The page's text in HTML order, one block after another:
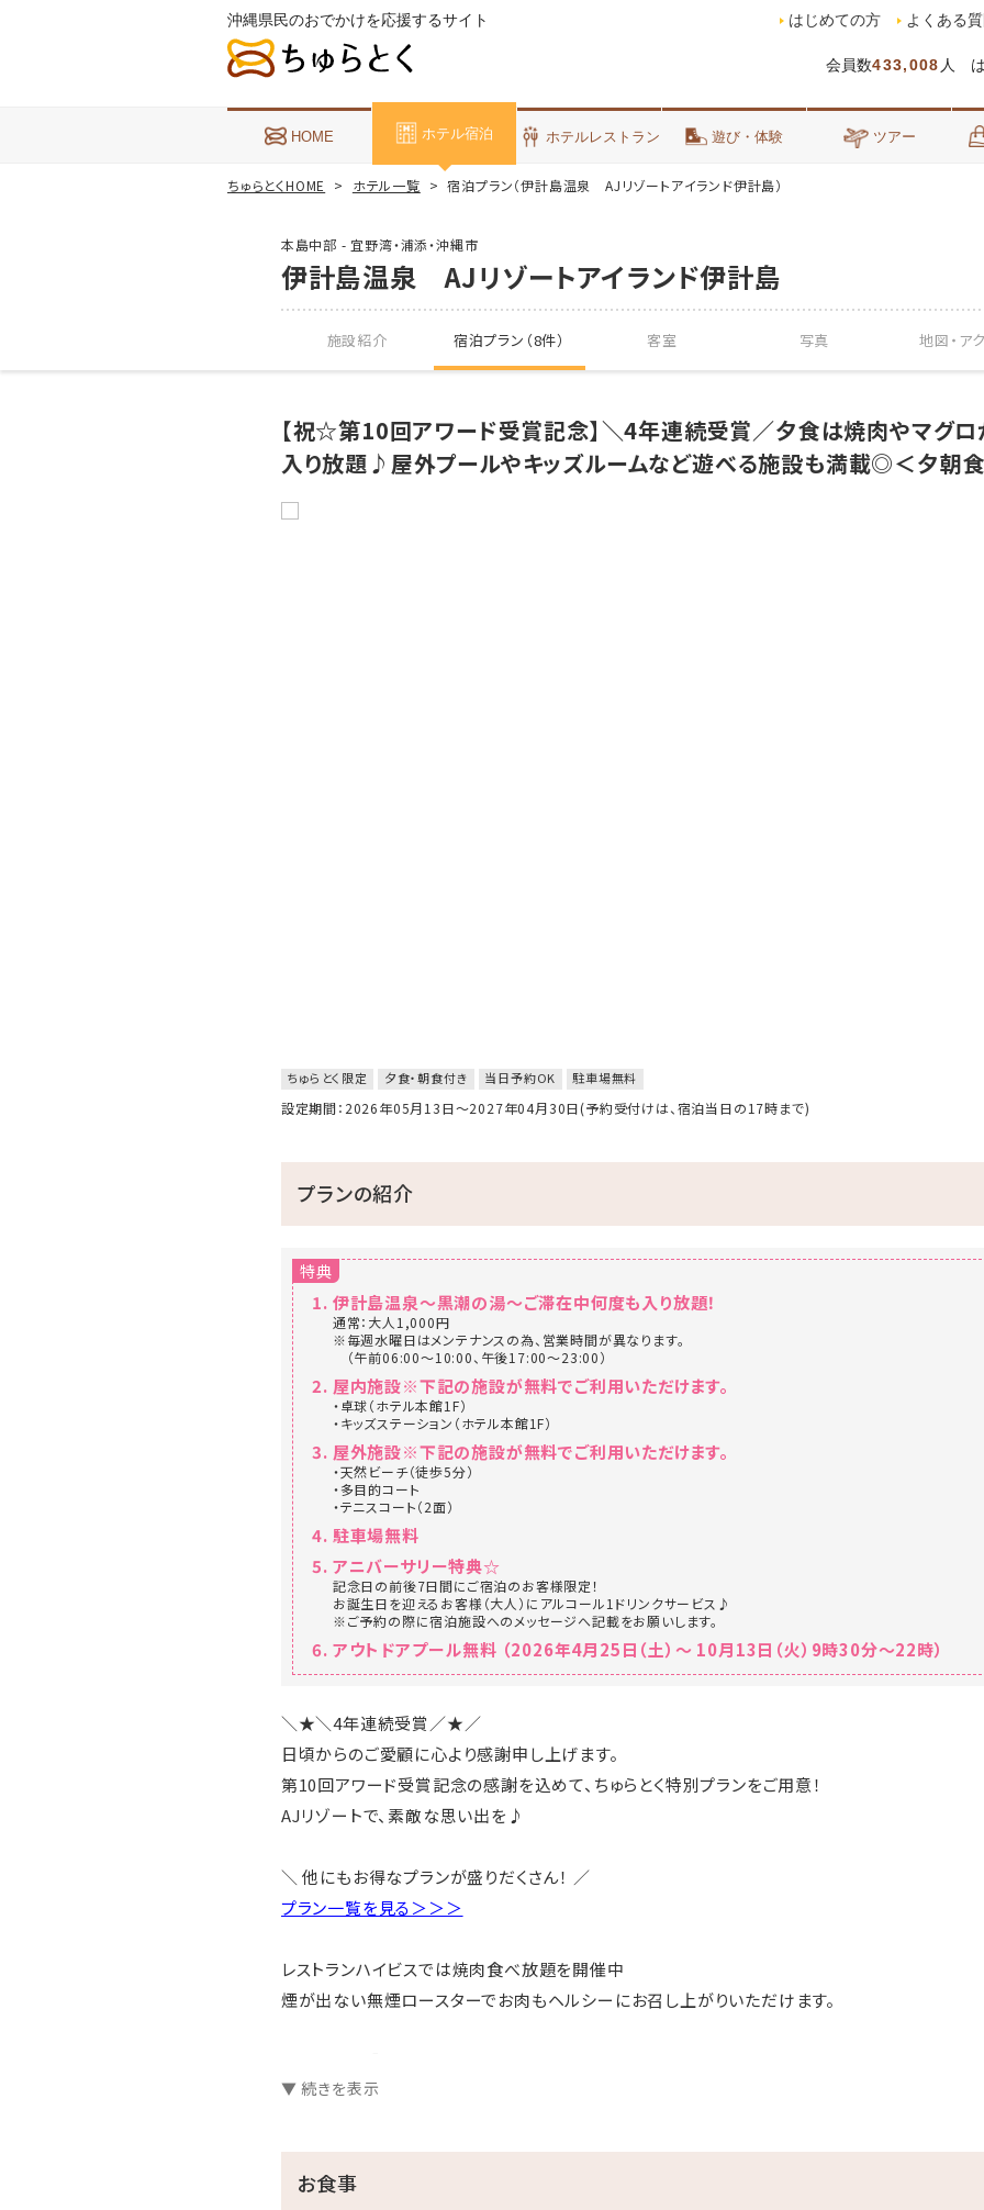
沖縄県民のおでかけを応援するサイト
会員数433,008 人 は
はじめての方 よくある
HOME ホテル宿泊 ホテルレストラン 遊び・体験 ツアー
ちゅらとくHOME ホテル一覧 宿泊プラン（伊計島温泉 AJリゾートアイランド伊計島）
本島中部 - 宜野湾・浦添・沖縄市
伊計島温泉 AJリゾートアイランド伊計島
施設紹介 宿泊プラン（8件） 客室 写真 地図・ ア
【祝☆第10回アワード受賞記念】＼4年連続受賞／夕食は焼肉やマグ
入り放題♪屋外プールやキッズルームなど遊べる施設も満載◎＜夕朝
ちゅらとく限定 夕食・朝食付き 当日予約OK 駐車場無料
設定期間：2026年05月13日～2027年04月30日(予約受付けは、宿泊当日の17時まで)
プランの紹介
特典
伊計島温泉～黒潮の湯～ご滞在中何度も入り放題！
通常：大人1,000円
※毎週水曜日はメンテナンスの為、営業時間が異なります。
（午前06:00～10:00、午後17:00～23:00）
屋内施設※下記の施設が無料でご利用いただけます。
・卓球（ホテル本館1F）
・キッズステーション（ホテル本館1F）
屋外施設※下記の施設が無料でご利用いただけます。
・天然ビーチ（徒歩5分）
・多目的コート
・テニスコート（2面）
駐車場無料
アニバーサリー特典☆
記念日の前後7日間にご宿泊のお客様限定！
お誕生日を迎えるお客様（大人）にアルコール1ドリンクサービス♪
※ご予約の際に宿泊施設へのメッセージへ記載をお願いします。
アウトドアプール無料 （2026年4月25日（土）～ 10月13日（火）9時30分～22時）
＼★＼4年連続受賞／★／
日頃からのご愛顧に心より感謝申し上げます。
第10回アワード受賞記念の感謝を込めて、ちゅらとく特別プランをご用意！
AJリゾートで、素敵な思い出を♪
＼ 他にもお得なプランが盛りだくさん！ ／
プラン一覧を見る＞＞＞
レストランハイビスでは焼肉食べ放題を開催中
煙が出ない無煙ロースターでお肉もヘルシーにお召し上がりいただけます。
・ご滞在中、伊計島温泉～黒潮の湯～入り放題
【伊計島天然温泉～黒潮の湯～】
掘削深度1，135mから湧き出る天然温泉。
▼ 続きを表示
お食事